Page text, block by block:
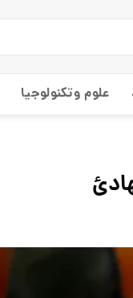
علوم وتكنولوجيا